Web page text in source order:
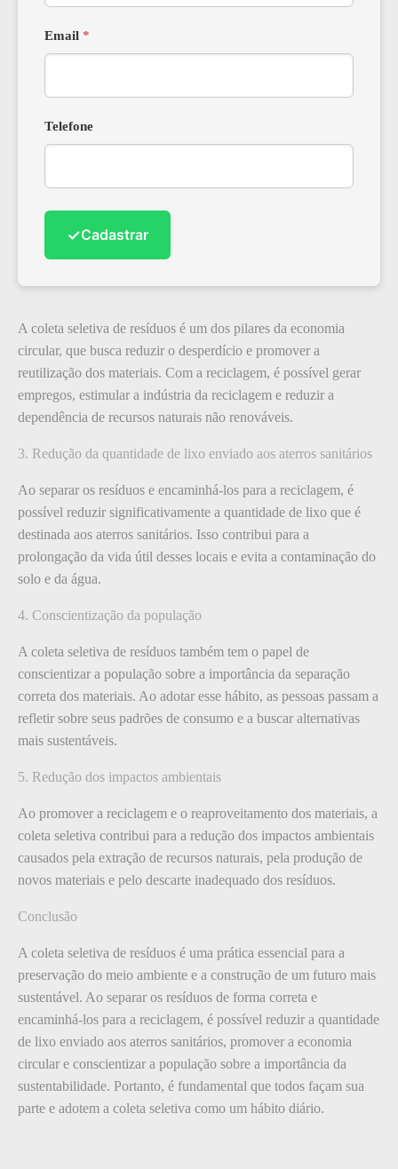
Email *
Telefone
✓Cadastrar
A coleta seletiva de resíduos é um dos pilares da economia
circular, que busca reduzir o desperdício e promover a
reutilização dos materiais. Com a reciclagem, é possível gerar
empregos, estimular a indústria da reciclagem e reduzir a
dependência de recursos naturais não renováveis.
3. Redução da quantidade de lixo enviado aos aterros sanitários
Ao separar os resíduos e encaminhá-los para a reciclagem, é
possível reduzir significativamente a quantidade de lixo que é
destinada aos aterros sanitários. Isso contribui para a
prolongação da vida útil desses locais e evita a contaminação do
solo e da água.
4. Conscientização da população
A coleta seletiva de resíduos também tem o papel de
conscientizar a população sobre a importância da separação
correta dos materiais. Ao adotar esse hábito, as pessoas passam a
refletir sobre seus padrões de consumo e a buscar alternativas
mais sustentáveis.
5. Redução dos impactos ambientais
Ao promover a reciclagem e o reaproveitamento dos materiais, a
coleta seletiva contribui para a redução dos impactos ambientais
causados pela extração de recursos naturais, pela produção de
novos materiais e pelo descarte inadequado dos resíduos.
Conclusão
A coleta seletiva de resíduos é uma prática essencial para a
preservação do meio ambiente e a construção de um futuro mais
sustentável. Ao separar os resíduos de forma correta e
encaminhá-los para a reciclagem, é possível reduzir a quantidade
de lixo enviado aos aterros sanitários, promover a economia
circular e conscientizar a população sobre a importância da
sustentabilidade. Portanto, é fundamental que todos façam sua
parte e adotem a coleta seletiva como um hábito diário.